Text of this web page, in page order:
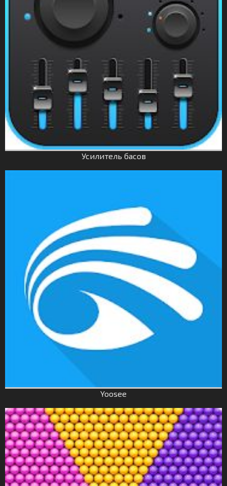
Усилитель басов
Yoosee